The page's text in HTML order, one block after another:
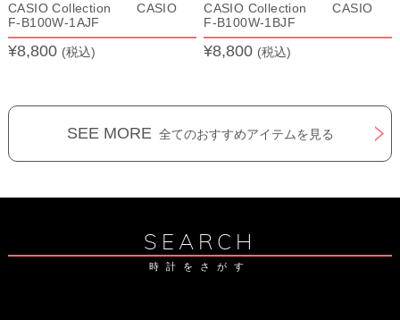
CASIO Collection CASIO
F-B100W-1AJF
¥8,800 (税込)
CASIO Collection CASIO
F-B100W-1BJF
¥8,800 (税込)
SEE MORE 全てのおすすめアイテムを見る
SEARCH
時計をさがす